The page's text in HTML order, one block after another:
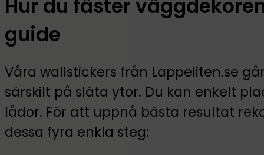
Hur du fäster
guide
Våra wallstickers från Lappeliten.se
särskilt på släta ytor. Du kan enkelt
lådor. För att uppnå bästa resultat
dessa fyra enkla steg: